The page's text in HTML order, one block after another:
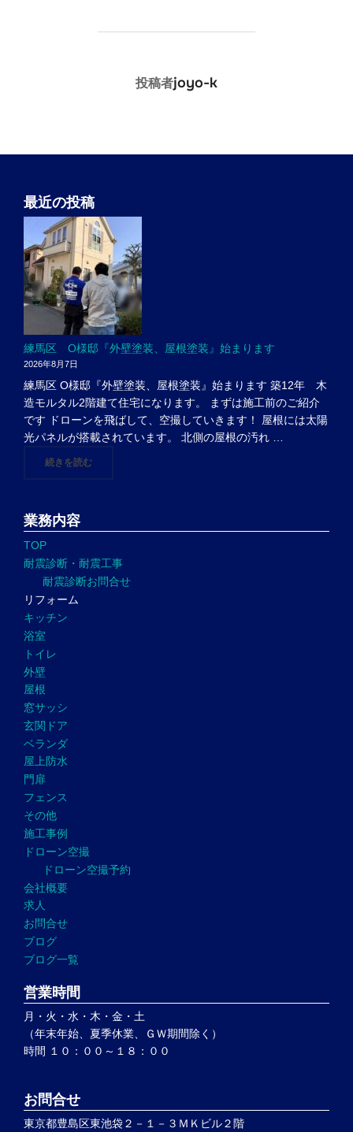
投稿者
投稿者joyo-k
最近の投稿
練馬区 O様邸『外壁塗装、屋根塗装』始まります
2026年8月7日
練馬区 O様邸『外壁塗装、屋根塗装』始まります 築12年 木
造モルタル2階建て住宅になります。 まずは施工前のご紹介
です ドローンを飛ばして、空撮していきます！ 屋根には太陽
光パネルが搭載されています。 北側の屋根の汚れ …
続きを読む"練馬区 O様邸『外壁塗装、屋根塗装』始まります"
業務内容
TOP
耐震診断・耐震工事
耐震診断お問合せ
リフォーム
キッチン
浴室
トイレ
外壁
屋根
窓サッシ
玄関ドア
ベランダ
屋上防水
門扉
フェンス
その他
施工事例
ドローン空撮
ドローン空撮予約
会社概要
求人
お問合せ
ブログ
ブログ一覧
営業時間
月・火・水・木・金・土
（年末年始、夏季休業、ＧＷ期間除く）
時間 １０：００～１８：００
お問合せ
東京都豊島区東池袋２－１－３ＭＫビル２階